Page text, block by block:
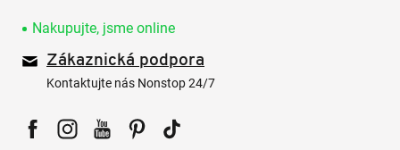
Nakupujte, jsme online
Zákaznická podpora
Kontaktujte nás Nonstop 24/7